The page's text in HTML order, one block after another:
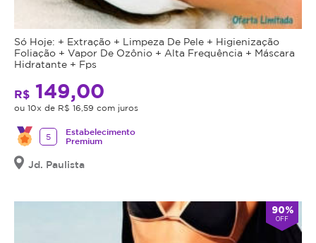
Só Hoje: + Extração + Limpeza De Pele + Higienização
Foliação + Vapor De Ozônio + Alta Frequência + Máscara
Hidratante + Fps
R$ 149,00
ou 10x de R$ 16,59 com juros
5
Estabelecimento
Premium
Jd. Paulista
90%
OFF